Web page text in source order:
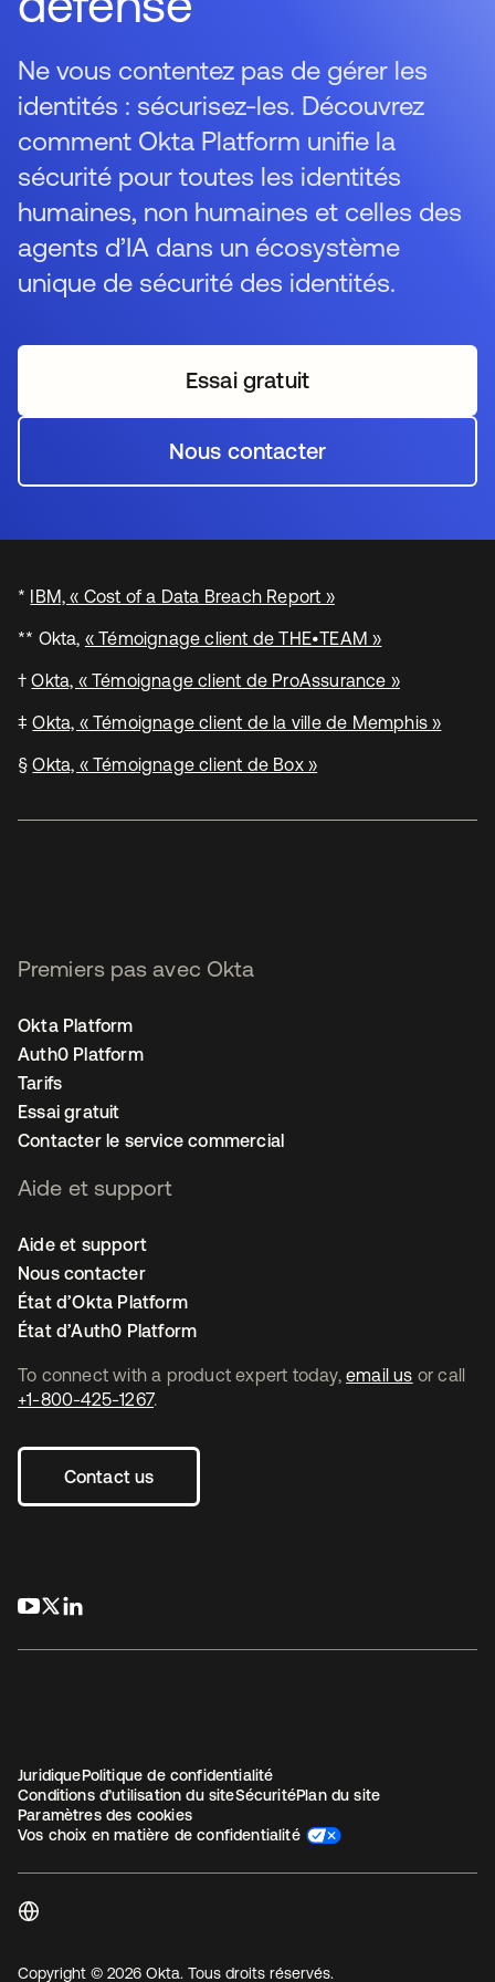
Ne vous contentez pas de gérer les
identités : sécurisez-les. Découvrez
comment Okta Platform unifie la
sécurité pour toutes les identités
humaines, non humaines et celles des
agents d’IA dans un écosystème
unique de sécurité des identités.
Essai gratuit
Nous contacter
* IBM, « Cost of a Data Breach Report »
** Okta, « Témoignage client de THE•TEAM »
†Okta, « Témoignage client de ProAssurance »
‡Okta, « Témoignage client de la ville de Memphis »
§Okta, « Témoignage client de Box »
To connect with a product expert today, email us or call
+1-800-425-1267.
Contact us
s’ouvre dans un nouvel onglet
s’ouvre dans un nouvel onglet
Premiers pas avec Okta
Okta Platform
Auth0 Platform
Tarifs
Essai gratuit
Contacter le service commercial
Aide et support
Aide et support
Nous contacter
État d’Okta Platform
État d’Auth0 Platform
JuridiquePolitique de confidentialité
Conditions d’utilisation du siteSécuritéPlan du site
Paramètres des cookies
Vos choix en matière de confidentialité
Copyright © 2026 Okta. Tous droits réservés.